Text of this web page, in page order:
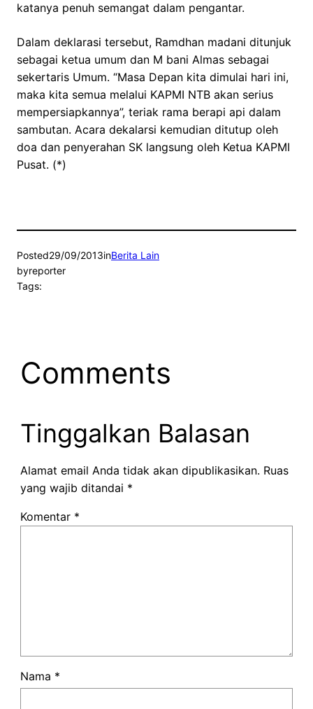
katanya penuh semangat dalam pengantar.
Dalam deklarasi tersebut, Ramdhan madani ditunjuk
sebagai ketua umum dan M bani Almas sebagai
sekertaris Umum. “Masa Depan kita dimulai hari ini,
maka kita semua melalui KAPMI NTB akan serius
mempersiapkannya”, teriak rama berapi api dalam
sambutan. Acara dekalarsi kemudian ditutup oleh
doa dan penyerahan SK langsung oleh Ketua KAPMI
Pusat. (*)
Posted29/09/2013inBerita Lain
byreporter
Tags:
Comments
Tinggalkan Balasan
Alamat email Anda tidak akan dipublikasikan. Ruas
yang wajib ditandai *
Komentar *
Nama *